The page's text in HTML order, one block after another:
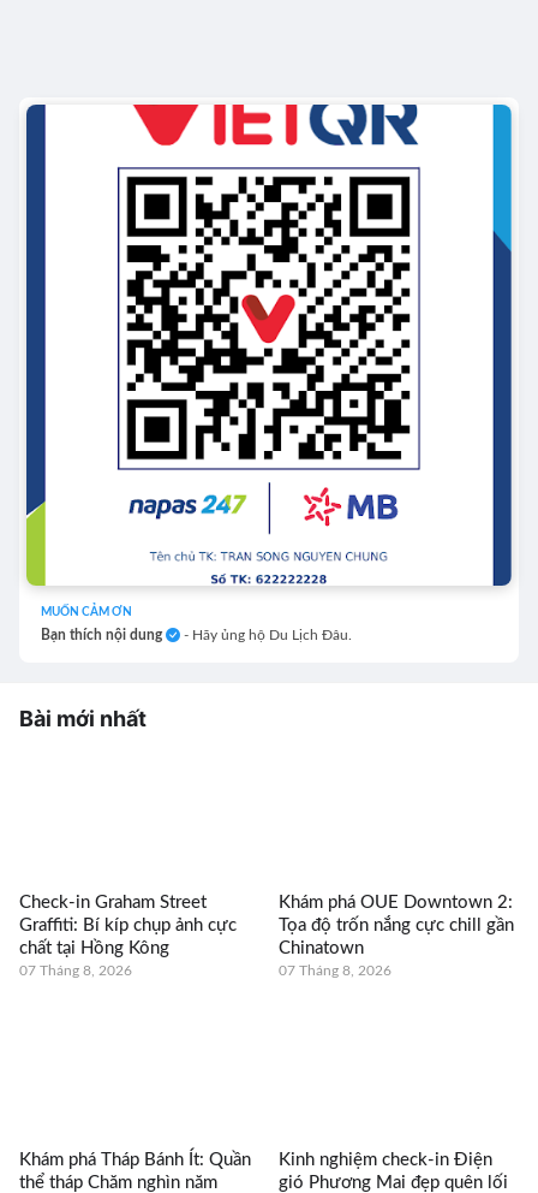
MUỐN CẢM ƠN
Bạn thích nội dung - Hãy ủng hộ Du Lịch Đâu.
Bài mới nhất
Check-in Graham Street
Graffiti: Bí kíp chụp ảnh cực
chất tại Hồng Kông
07 Tháng 8, 2026
Khám phá OUE Downtown 2:
Tọa độ trốn nắng cực chill gần
Chinatown
07 Tháng 8, 2026
Khám phá Tháp Bánh Ít: Quần
thể tháp Chăm nghìn năm
Kinh nghiệm check-in Điện
gió Phương Mai đẹp quên lối